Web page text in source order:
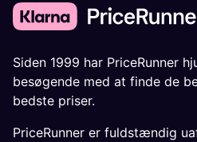
Siden 1999 har PriceRunner
besøgende med at finde de
bedste priser.
PriceRunner er fuldstændig